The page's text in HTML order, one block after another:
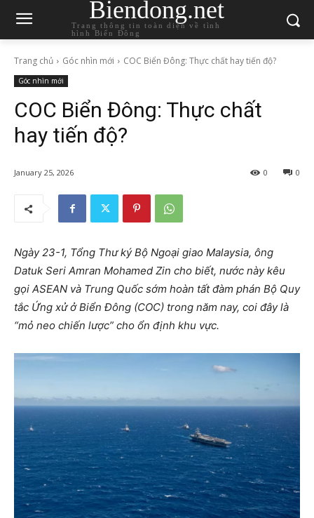
Biendong.net
Trang thông tin toàn diện về tình
hình Biển Đông
Trang chủ Góc nhìn mới COC Biển Đông: Thực chất hay tiến độ?
Góc nhìn mới
COC Biển Đông: Thực chất
hay tiến độ?
January 25, 2026 0
0
Ngày 23-1, Tổng Thư ký Bộ Ngoại giao Malaysia, ông
Datuk Seri Amran Mohamed Zin cho biết, nước này kêu
gọi ASEAN và Trung Quốc sớm hoàn tất đàm phán Bộ Quy
tắc Ứng xử ở Biển Đông (COC) trong năm nay, coi đây là
“mỏ neo chiến lược” cho ổn định khu vực.